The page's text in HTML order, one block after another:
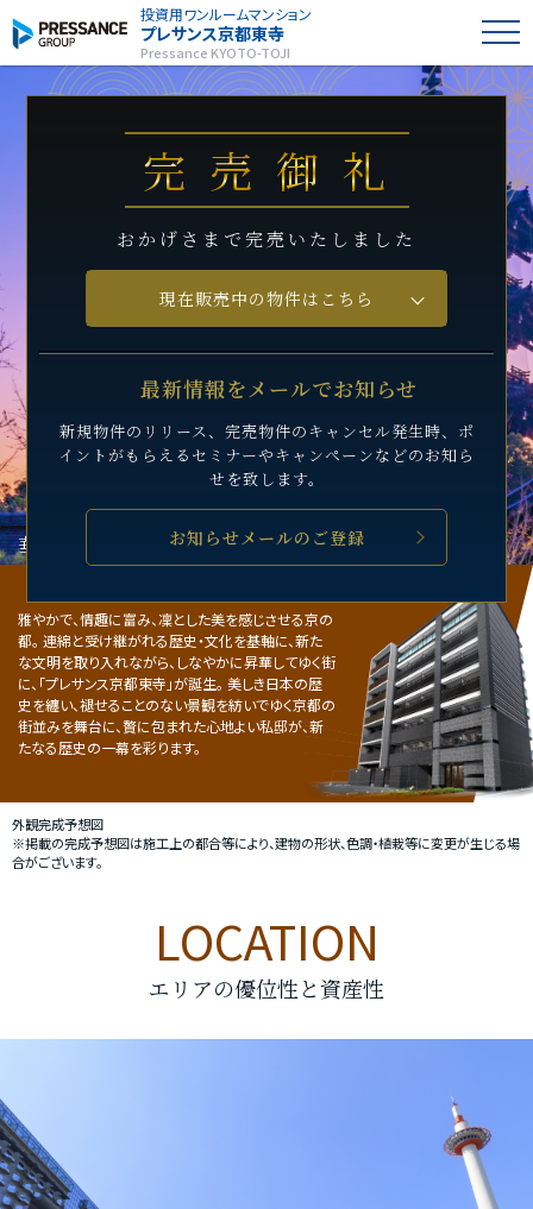
投資用ワンルームマンション
プレサンス京都東寺
Pressance KYOTO-TOJI
完売御礼
おかげさまで完売いたしました
最新情報をメールでお知らせ
新規物件のリリース、完売物件のキャンセル発生時、 ポ
イントがもらえるセミナーやキャンペーンなどのお知ら
せを致します。
お知らせメールのご登録
現在販売中の物件はこちら
華やかな歴史を纏い、新たな歴史を重ねる。
雅やかで、情趣に富み、凜とした美を感じさせる京の
都。 連綿と受け継がれる歴史・文化を基軸に、新た
な文明を取り入れながら、しなやかに昇華してゆく街
に、「プレサンス京都東寺」が誕生。 美しき日本の歴
史を纏い、褪せることのない景観を紡いでゆく京都の
街並みを舞台に、贅に包まれた心地よい私邸が、新
たなる歴史の一幕を彩ります。
外観完成予想図
※掲載の完成予想図は施工上の都合等により、建物の形状、色調・植栽等に変更が生じる場
合がございます。
LOCATION
エリアの優位性と資産性